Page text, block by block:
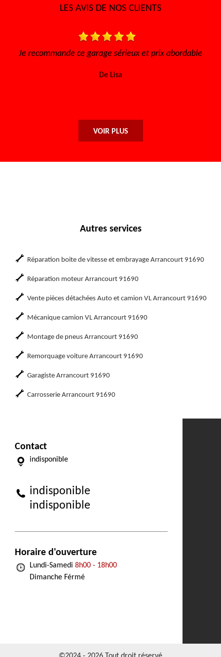
LES AVIS DE NOS CLIENTS
Je recommande ce garage sérieux et prix abordable
De Lisa
VOIR PLUS
Autres services
Réparation boite de vitesse et embrayage Arrancourt 91690
Réparation moteur Arrancourt 91690
Vente pièces détachées Auto et camion VL Arrancourt 91690
Mécanique camion VL Arrancourt 91690
Montage de pneus Arrancourt 91690
Remorquage voiture Arrancourt 91690
Garagiste Arrancourt 91690
Carrosserie Arrancourt 91690
Contact
indisponible
indisponible
indisponible
Horaire d'ouverture
Lundi-Samedi 8h00 - 18h00
Dimanche Férmé